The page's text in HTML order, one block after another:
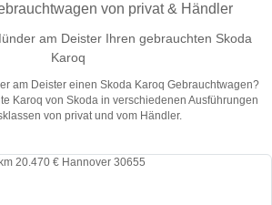
von privat & Händler
am Deister Ihren gebrauchten Skoda
Karoq
am Deister einen Skoda Karoq Gebrauchtwagen?
Karoq von Skoda in verschiedenen Ausführungen
von privat und vom Händler.